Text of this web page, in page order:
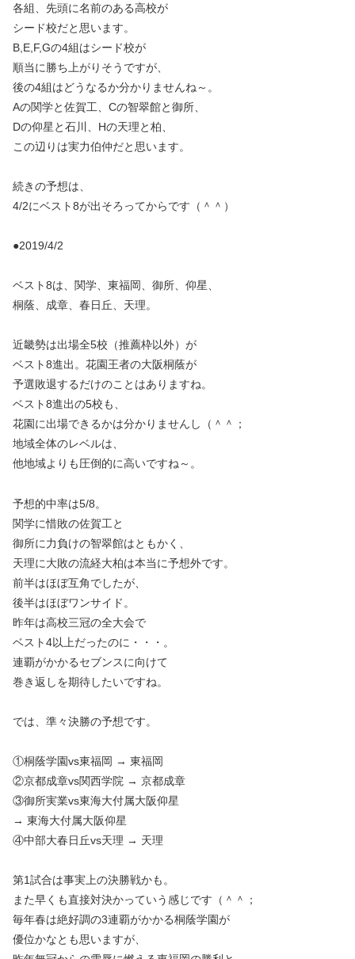
各組、先頭に名前のある高校が
シード校だと思います。
B,E,F,Gの4組はシード校が
順当に勝ち上がりそうですが、
後の4組はどうなるか分かりませんね～。
Aの関学と佐賀工、Cの智翠館と御所、
Dの仰星と石川、Hの天理と柏、
この辺りは実力伯仲だと思います。
続きの予想は、
4/2にベスト8が出そろってからです（＾＾）
●2019/4/2
ベスト8は、関学、東福岡、御所、仰星、
桐蔭、成章、春日丘、天理。
近畿勢は出場全5校（推薦枠以外）が
ベスト8進出。花園王者の大阪桐蔭が
予選敗退するだけのことはありますね。
ベスト8進出の5校も、
花園に出場できるかは分かりませんし（＾＾；
地域全体のレベルは、
他地域よりも圧倒的に高いですね～。
予想的中率は5/8。
関学に惜敗の佐賀工と
御所に力負けの智翠館はともかく、
天理に大敗の流経大柏は本当に予想外です。
前半はほぼ互角でしたが、
後半はほぼワンサイド。
昨年は高校三冠の全大会で
ベスト4以上だったのに・・・。
連覇がかかるセブンスに向けて
巻き返しを期待したいですね。
では、準々決勝の予想です。
①桐蔭学園vs東福岡 → 東福岡
②京都成章vs関西学院 → 京都成章
③御所実業vs東海大付属大阪仰星
→ 東海大付属大阪仰星
④中部大春日丘vs天理 → 天理
第1試合は事実上の決勝戦かも。
また早くも直接対決かっていう感じです（＾＾；
毎年春は絶好調の3連覇がかかる桐蔭学園が
優位かなとも思いますが、